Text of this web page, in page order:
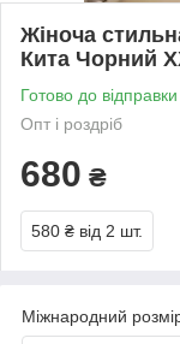
Жіноча
Кита Чорний
Готово до відправки
Опт і роздріб
680 ₴
580 ₴ від 2 шт.
Міжнародний